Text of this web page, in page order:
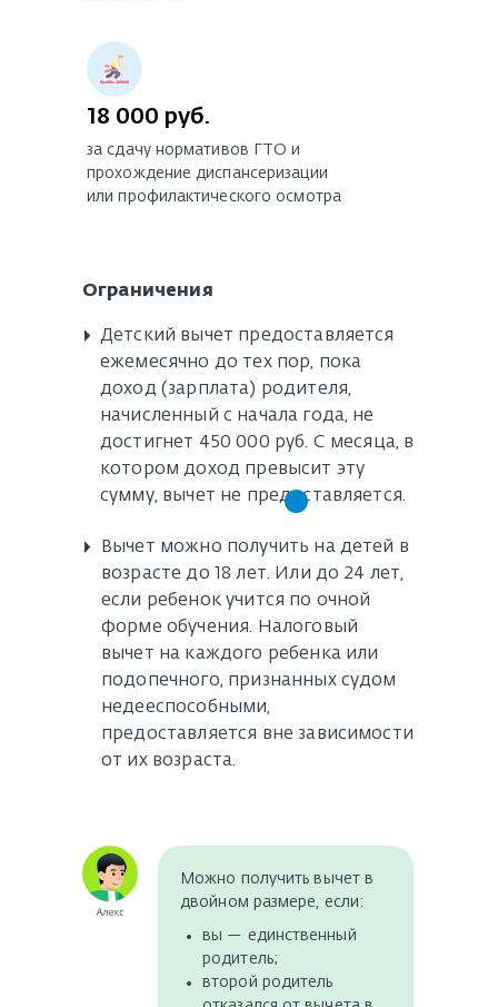
за сдачу нормативов ГТО и
прохождение диспансеризации
или профилактического осмотра
18 000 руб.
Ограничения
Вычет можно получить на детей в
возрасте до 18 лет. Или до 24 лет,
если ребенок учится по очной
форме обучения. Налоговый
вычет на каждого ребенка или
подопечного, признанных судом
недееспособными,
предоставляется вне зависимости
от их возраста.
Детский вычет предоставляется
ежемесячно до тех пор, пока
доход (зарплата) родителя,
начисленный с начала года, не
достигнет 450 000 руб. С месяца, в
котором доход превысит эту
сумму, вычет не предоставляется.
▸
▸
Можно получить вычет в
двойном размере, если:
вы — единственный
родитель;
второй родитель